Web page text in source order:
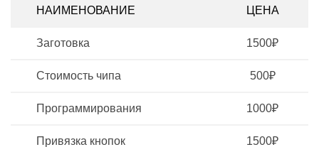
НАИМЕНОВАНИЕ ЦЕНА
Заготовка 1500₽
Стоимость чипа 500₽
Программирования 1000₽
Привязка кнопок 1500₽